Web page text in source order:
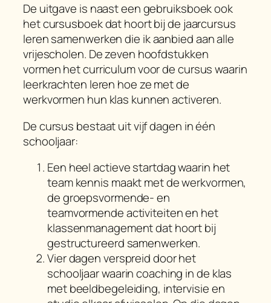
De uitgave is naast een gebruiksboek ook
het cursusboek dat hoort bij de jaarcursus
leren samenwerkendie ik aanbied aan alle
vrijescholen. De zeven hoofdstukken
vormen het curriculum voor de cursus waarin
leerkrachten leren hoe ze met de
werkvormen hun klas kunnen activeren.
De cursus bestaat uit vijf dagen in één
schooljaar:
Een heel actieve startdag waarin het
team kennis maakt met de werkvormen,
de groepsvormende- en
teamvormende activiteiten en het
klassenmanagement dat hoort bij
gestructureerd samenwerken.
Vier dagen verspreid door het
schooljaar waarin coaching in de klas
met beeldbegeleiding, intervisie en